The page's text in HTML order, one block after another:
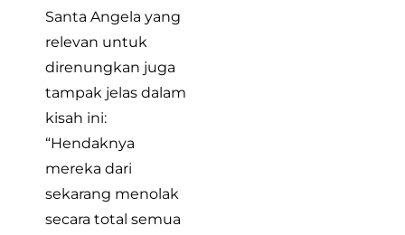
Santa Angela yang
relevan untuk
direnungkan juga
tampak jelas dalam
kisah ini:
“Hendaknya
mereka dari
sekarang menolak
secara total semua